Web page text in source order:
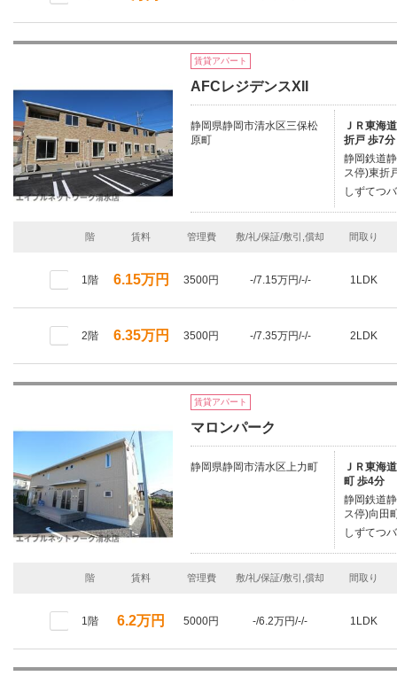
賃貸アパート
AFCレジデンスXII
静岡県静岡市清水区三保松
原町
ＪＲ東海
折戸 歩7分
静岡鉄道
ス停)東折
しずてつ
階 賃料 管理費 敷/礼/保証/敷引,償却 間取り
1階 6.15万円 3500円 -/7.15万円/-/- 1LDK
2階 6.35万円 3500円 -/7.35万円/-/- 2LDK
賃貸アパート
マロンパーク
静岡県静岡市清水区上力町
ＪＲ東海
町 歩4分
静岡鉄道
ス停)向田
しずてつ
階 賃料 管理費 敷/礼/保証/敷引,償却 間取り
1階 6.2万円 5000円 -/6.2万円/-/- 1LDK